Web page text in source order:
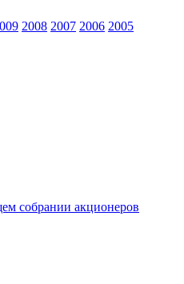
2008 2007 2006 2005
собрании акционеров